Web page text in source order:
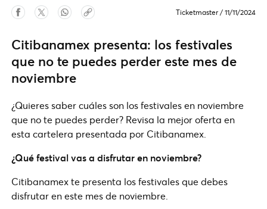
Ticketmaster / 11/11/2024
Citibanamex presenta: los festivales
que no te puedes perder este mes de
noviembre
¿Quieres saber cuáles son los festivales en noviembre
que no te puedes perder? Revisa la mejor oferta en
esta cartelera presentada por Citibanamex.
¿Qué festival vas a disfrutar en noviembre?
Citibanamex te presenta los festivales que debes
disfrutar en este mes de noviembre.